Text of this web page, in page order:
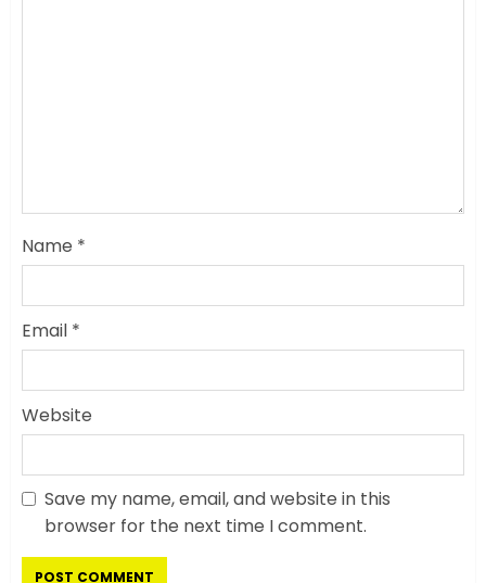
Name *
Email *
Website
Save my name, email, and website in this
browser for the next time I comment.
सरकारी दफ्तरों में जनसेवा कम,
जनता का अपमान ज्यादा? जनता के